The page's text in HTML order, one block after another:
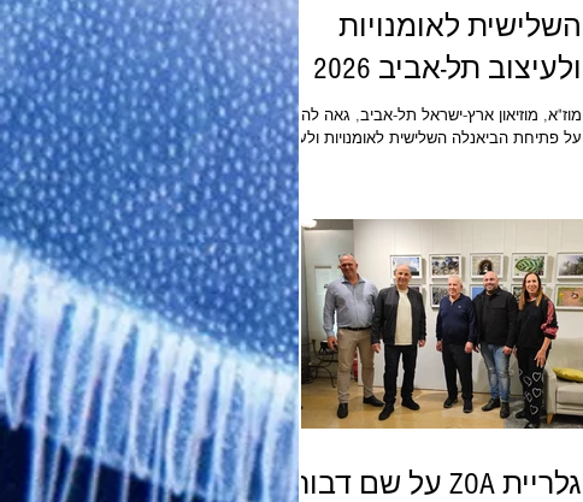
השלישית לאומנויות
ולעיצוב תל-אביב 2026
MUZA
מוז"א, מוזיאון ארץ-ישראל תל-אביב, גאה להכריז
על פתיחת הביאנלה השלישית לאומנויות ולעיצוב
תל-אביב 2026 "מעשים וימים" בחסות פרויקט
״מוזה״ מבית הפניקס ואמריקה ישראל מנכ"ל
מוז"א: גיל עומר סמנכ"לית ואוצרת ראשית מוז"א:
רז סמירה אוצרות הביאנלה: אנריאטה אליעזר
ברונר, גלית גאון עיצוב תערוכה: עמרי בן ארצי ,
סטודיו OBAעיצוב גרפי ומיתוג: קובי לוי, הליגה
גלריית ZOA על שם דבורה